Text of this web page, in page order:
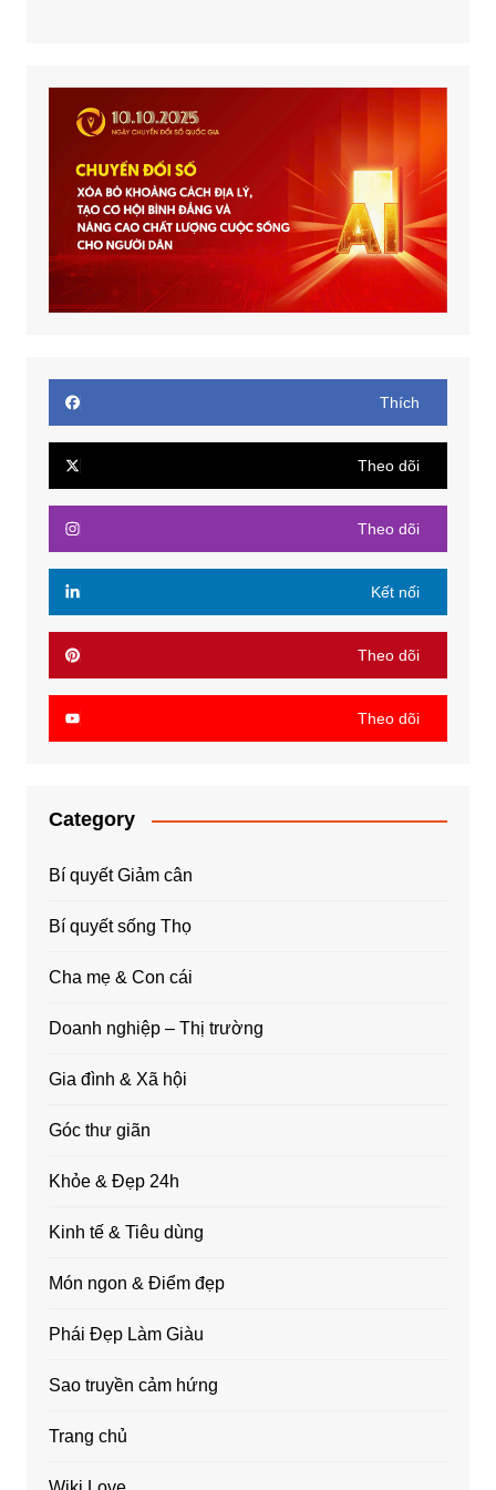
Thích
Theo dõi
Theo dõi
Kết nối
Theo dõi
Theo dõi
Category
Bí quyết Giảm cân
Bí quyết sống Thọ
Cha mẹ & Con cái
Doanh nghiệp – Thị trường
Gia đình & Xã hội
Góc thư giãn
Khỏe & Đẹp 24h
Kinh tế & Tiêu dùng
Món ngon & Điểm đẹp
Phái Đẹp Làm Giàu
Sao truyền cảm hứng
Trang chủ